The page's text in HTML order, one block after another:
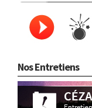
Nos Entretiens